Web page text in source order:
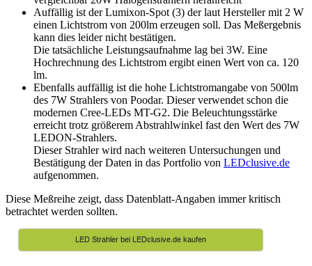
Auffällig ist der Lumixon-Spot (3) der laut Hersteller mit 2 W
einen Lichtstrom von 200lm erzeugen soll. Das Meßergebnis
kann dies leider nicht bestätigen.
Die tatsächliche Leistungsaufnahme lag bei 3W. Eine
Hochrechnung des Lichtstrom ergibt einen Wert von ca. 120
lm.
Ebenfalls auffällig ist die hohe Lichtstromangabe von 500lm
des 7W Strahlers von Poodar. Dieser verwendet schon die
modernen Cree-LEDs MT-G2. Die Beleuchtungsstärke
erreicht trotz größerem Abstrahlwinkel fast den Wert des 7W
LEDON-Strahlers.
Dieser Strahler wird nach weiteren Untersuchungen und
Bestätigung der Daten in das Portfolio von LEDclusive.de
aufgenommen.
Diese Meßreihe zeigt, dass Datenblatt-Angaben immer kritisch
betrachtet werden sollten.
LED Strahler bei LEDclusive.de kaufen